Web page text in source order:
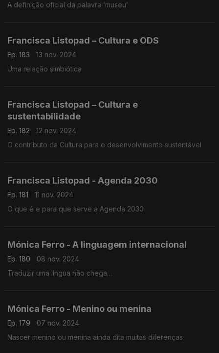
A definição oficial da palavra ‘museu’
Francisca Listopad – Cultura e ODS
Ep. 183
13 nov. 2024
Uma relação simbiótica
Francisca Listopad – Cultura e
sustentabilidade
Ep. 182
12 nov. 2024
O contributo da Cultura para o desenvolvimento sustentável
Francisca Listopad - Agenda 2030
Ep. 181
11 nov. 2024
O que é e para que serve a Agenda 2030
Mónica Ferro - A linguagem internacional
Ep. 180
08 nov. 2024
Traduzir uma língua não chega…
Mónica Ferro - Menino ou menina
Ep. 179
07 nov. 2024
Nascer menino ou menina ainda dita muitas diferenças